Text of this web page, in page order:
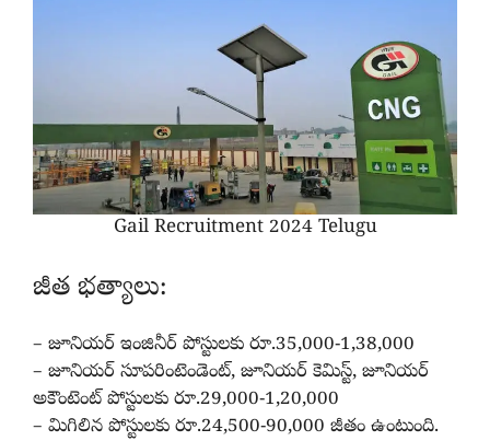
Gail Recruitment 2024 Telugu
జీత భత్యాలు:
– జూనియర్ ఇంజినీర్ పోస్టులకు రూ.35,000-1,38,000
– జూనియర్ సూపరింటెండెంట్, జూనియర్ కెమిస్ట్, జూనియర్
అకౌంటెంట్ పోస్టులకు రూ.29,000-1,20,000
– మిగిలిన పోస్టులకు రూ.24,500-90,000 జీతం ఉంటుంది.